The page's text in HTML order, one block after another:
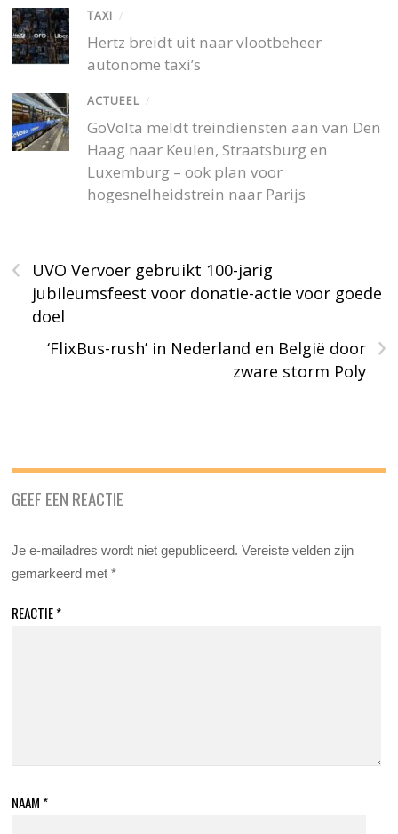
TAXI /
Hertz breidt uit naar vlootbeheer
autonome taxi’s
ACTUEEL /
GoVolta meldt treindiensten aan van Den
Haag naar Keulen, Straatsburg en
Luxemburg – ook plan voor
hogesnelheidstrein naar Parijs
‹
UVO Vervoer gebruikt 100-jarig
jubileumsfeest voor donatie-actie voor goede
doel
›
‘FlixBus-rush’ in Nederland en België door
zware storm Poly
GEEF EEN REACTIE
Je e-mailadres wordt niet gepubliceerd. Vereiste velden zijn
gemarkeerd met*
REACTIE*
NAAM *